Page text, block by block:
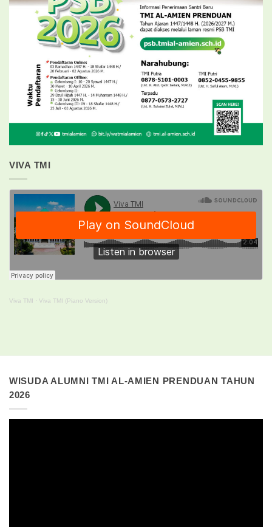
VIVA TMI
Viva TMI · Viva TMI (Piano Version)
WISUDA ALUMNI TMI AL-AMIEN PRENDUAN TAHUN
2026